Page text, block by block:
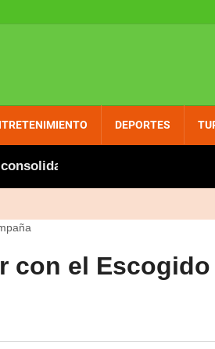
DEPORTES
su presencia entre
con el Escogido